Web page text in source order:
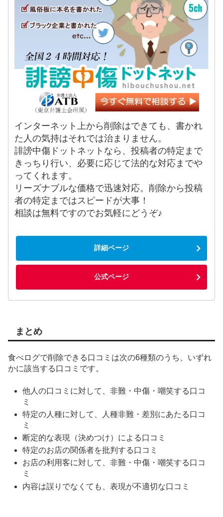
インターネット上から削除はできても、書かれ
た人の気持はそれでは治まりません。
誹謗中傷ドットネットなら、投稿者の特定まで
きっちり行い、必要に応じて法的な対応までや
ってくれます。
リーズナブルな価格で迅速対応。削除から投稿
者の特定まではスピードが大事！
相談は無料ですのでお気軽にどうぞ♪
詳細ページ
公式ページ
まとめ
食べログで削除できる口コミは次の6種類のうち、いずれ
かに該当する口コミです。
他人の口コミに対して、非難・中傷・嘲笑する口コ
ミ
特定の人種に対して、人種非難・差別にあたる口コ
ミ
断定的な表現（決めつけ）による口コミ
特定のお店の関係者を批判する口コミ
お店の利用客に対して、非難・中傷・嘲笑する口コ
ミ
内容は誤りでなくても、表現が不適切な口コミ